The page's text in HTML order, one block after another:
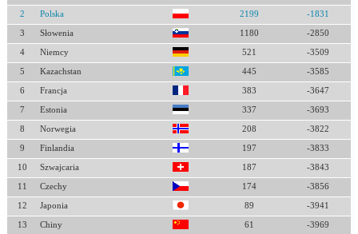
2 Polska 2199 -1831
3 Słowenia 1180 -2850
4 Niemcy 521 -3509
5 Kazachstan 445 -3585
6 Francja 383 -3647
7 Estonia 337 -3693
8 Norwegia 208 -3822
9 Finlandia 197 -3833
10 Szwajcaria 187 -3843
11 Czechy 174 -3856
12 Japonia 89 -3941
13 Chiny 61 -3969